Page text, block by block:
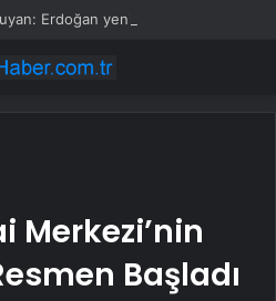
Merkezi’nin
Başladı